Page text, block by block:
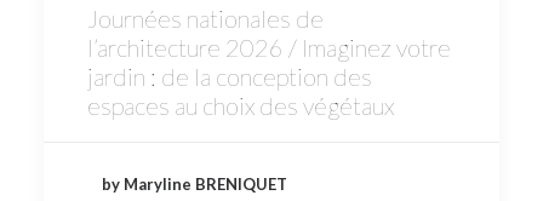
Journées nationales de
l’architecture 2026 / Imaginez votre
jardin : de la conception des
espaces au choix des végétaux
by Maryline BRENIQUET